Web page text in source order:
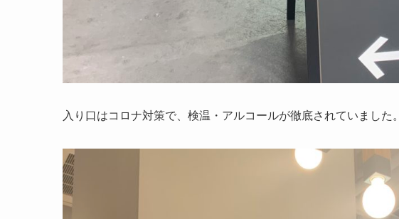
入り口はコロナ対策で、検温・アルコールが徹底されていました。